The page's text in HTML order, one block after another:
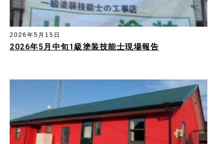
2026年5月中旬1級塗装技能士現場報告
2026年5月15日